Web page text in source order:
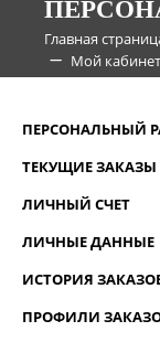
Главная
Мой кабинет
ПЕРСОНАЛЬНЫЙ
ТЕКУЩИЕ ЗАКАЗЫ
ЛИЧНЫЙ СЧЕТ
ЛИЧНЫЕ ДАННЫЕ
ИСТОРИЯ
ПРОФИЛИ